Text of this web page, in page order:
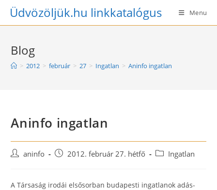
SkipÜdvözöljük.hu linkkatalógus Menu
Blog
> 2012 > február > 27 > Ingatlan > Aninfo ingatlan
Aninfo ingatlan
Postaninfo
Post2012. február 27. hétfő
PostIngatlan
A Társaság irodái elsősorban budapesti ingatlanok adás-